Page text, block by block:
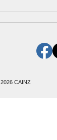
2026 CAINZ